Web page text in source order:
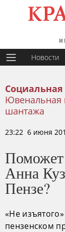
Новости
Ювенальная
шантажа
23:22 6 июня
Анна
Пензе?
«Не
пензенском